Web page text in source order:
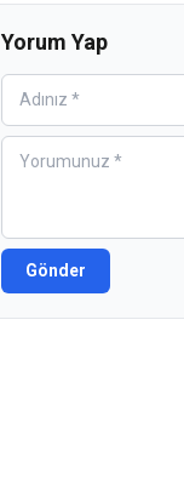
Yorum Yap
Gönder